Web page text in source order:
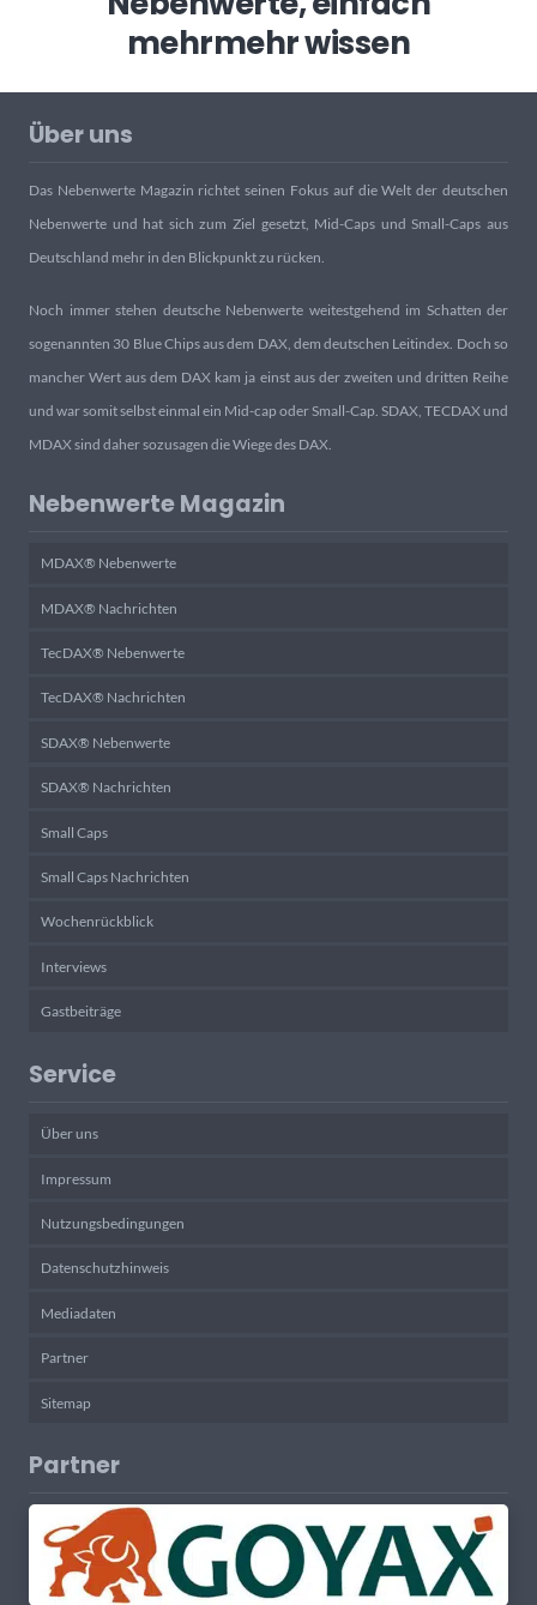
mehrmehr wissen
Über uns
Das Nebenwerte Magazin richtet seinen Fokus auf die Welt der deutschen
Nebenwerte und hat sich zum Ziel gesetzt, Mid-Caps und Small-Caps aus
Deutschland mehr in den Blickpunkt zu rücken.
Noch immer stehen deutsche Nebenwerte weitestgehend im Schatten der
sogenannten 30 Blue Chips aus dem DAX, dem deutschen Leitindex. Doch so
mancher Wert aus dem DAX kam ja einst aus der zweiten und dritten Reihe
und war somit selbst einmal ein Mid-cap oder Small-Cap. SDAX, TECDAX und
MDAX sind daher sozusagen die Wiege des DAX.
Nebenwerte Magazin
MDAX® Nebenwerte
MDAX® Nachrichten
TecDAX® Nebenwerte
TecDAX® Nachrichten
SDAX® Nebenwerte
SDAX® Nachrichten
Small Caps
Small Caps Nachrichten
Wochenrückblick
Interviews
Gastbeiträge
Service
Über uns
Impressum
Nutzungsbedingungen
Datenschutzhinweis
Mediadaten
Partner
Sitemap
Partner